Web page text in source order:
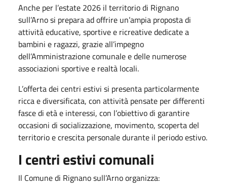
Anche per l’estate 2026 il territorio di Rignano
sull’Arno si prepara ad offrire un’ampia proposta di
attività educative, sportive e ricreative dedicate a
bambini e ragazzi, grazie all’impegno
dell’Amministrazione comunale e delle numerose
associazioni sportive e realtà locali.
L’offerta dei centri estivi si presenta particolarmente
ricca e diversificata, con attività pensate per differenti
fasce di età e interessi, con l’obiettivo di garantire
occasioni di socializzazione, movimento, scoperta del
territorio e crescita personale durante il periodo estivo.
I centri estivi comunali
Il Comune di Rignano sull’Arno organizza: